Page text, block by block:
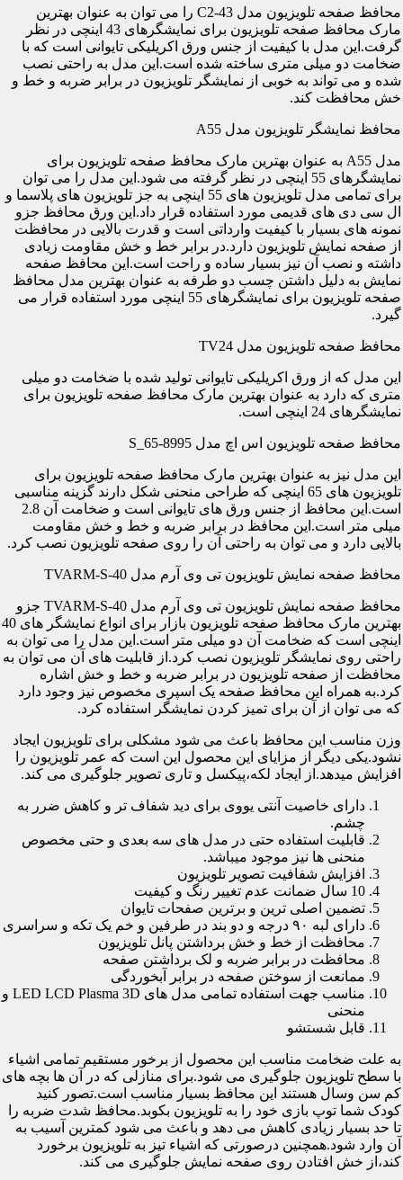
محافظ صفحه تلویزیون مدل C2-43 را می توان به عنوان بهترین
مارک محافظ صفحه تلویزیون برای نمایشگرهای 43 اینچی در نظر
گرفت.این مدل با کیفیت از جنس ورق اکریلیکی تایوانی است که با
ضخامت دو میلی متری ساخته شده است.این مدل به راحتی نصب
شده و می تواند به خوبی از نمایشگر تلویزیون در برابر ضربه و خط و
خش محافظت کند.
محافظ نمایشگر تلویزیون مدل A55
مدل A55 به عنوان بهترین مارک محافظ صفحه تلویزیون برای
نمایشگرهای 55 اینچی در نظر گرفته می شود.این مدل را می توان
برای تمامی مدل تلویزیون های 55 اینچی به جز تلویزیون های پلاسما و
ال سی دی های قدیمی مورد استفاده قرار داد.این ورق محافظ جزو
نمونه های بسیار با کیفیت وارداتی است و قدرت بالایی در محافظت
از صفحه نمایش تلویزیون دارد.در برابر خط و خش مقاومت زیادی
داشته و نصب آن نیز بسیار ساده و راحت است.این محافظ صفحه
نمایش به دلیل داشتن چسب دو طرفه به عنوان بهترین مدل محافظ
صفحه تلویزیون برای نمایشگرهای 55 اینچی مورد استفاده قرار می
گیرد.
محافظ صفحه تلویزیون مدل TV24
این مدل که از ورق اکریلیکی تایوانی تولید شده با ضخامت دو میلی
متری که دارد به عنوان بهترین مارک محافظ صفحه تلویزیون برای
نمایشگرهای 24 اینچی است.
محافظ صفحه تلویزیون اس اچ مدل S_65-8995
این مدل نیز به عنوان بهترین مارک محافظ صفحه تلویزیون برای
تلویزیون های 65 اینچی که طراحی منحنی شکل دارند گزینه مناسبی
است.این محافظ از جنس ورق های تایوانی است و ضخامت آن 2.8
میلی متر است.این محافظ در برابر ضربه و خط و خش مقاومت
بالایی دارد و می توان به راحتی آن را روی صفحه تلویزیون نصب کرد.
محافظ صفحه نمایش تلویزیون تی وی آرم مدل TVARM-S-40
محافظ صفحه نمایش تلویزیون تی وی آرم مدل TVARM-S-40 جزو
بهترین مارک محافظ صفحه تلویزیون بازار برای انواع نمایشگر های 40
اینچی است که ضخامت آن دو میلی متر است.این مدل را می توان به
راحتی روی نمایشگر تلویزیون نصب کرد.از قابلیت های آن می توان به
محافظت از صفحه تلویزیون در برابر ضربه و خط و خش اشاره
کرد.به همراه این محافظ صفحه یک اسپری مخصوص نیز وجود دارد
که می توان از آن برای تمیز کردن نمایشگر استفاده کرد.
وزن مناسب این محافظ باعث می شود مشکلی برای تلویزیون ایجاد
نشود.یکی دیگر از مزایای این محصول این است که عمر تلویزیون را
افزایش میدهد.از ایجاد لکه،پیکسل و تاری تصویر جلوگیری می کند.
دارای خاصیت آنتی یووی برای دید شفاف تر و کاهش ضرر به
چشم.
قابلیت استفاده حتی در مدل های سه بعدی و حتی مخصوص
منحنی ها نیز موجود میباشد.
افزایش شفافیت تصویر تلویزیون
10 سال ضمانت عدم تغییر رنگ و کیفیت
تضمین اصلی ترین و برترین صفحات تایوان
دارای لبه ۹۰ درجه و دو بند در طرفین و خم یک تکه و سراسری
محافظت از خط و خش برداشتن پانل تلویزیون
محافظت در برابر ضربه و لک برداشتن صفحه
ممانعت از سوختن صفحه در برابر آبخوردگی
مناسب جهت استفاده تمامی مدل های LED LCD Plasma 3D و
منحنی
قابل شستشو
به علت ضخامت مناسب این محصول از برخور مستقیم تمامی اشیاء
با سطح تلویزیون جلوگیری می شود.برای منازلی که در آن ها بچه های
کم سن وسال هستند این محافظ بسیار مناسب است.تصور کنید
کودک شما توپ بازی خود را به تلویزیون بکوبد.محافظ شدت ضربه را
تا حد بسیار زیادی کاهش می دهد و باعث می شود کمترین آسیب به
آن وارد شود.همچنین درصورتی که اشیاء تیز به تلویزیون برخورد
کند،از خش افتادن روی صفحه نمایش جلوگیری می کند.